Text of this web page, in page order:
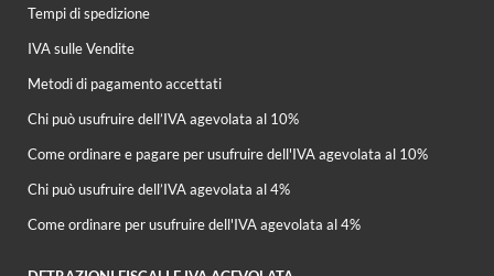
Tempi di spedizione
IVA sulle Vendite
Metodi di pagamento accettati
Chi può usufruire dell’IVA agevolata al 10%
Come ordinare e pagare per usufruire dell'IVA agevolata al 10%
Chi può usufruire dell’IVA agevolata al 4%
Come ordinare per usufruire dell'IVA agevolata al 4%